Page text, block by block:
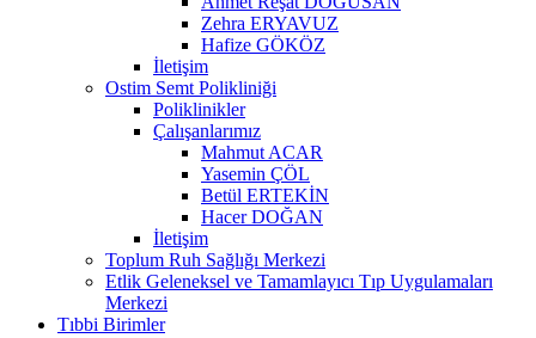
Zehra ERYAVUZ
Hafize GÖKÖZ
İletişim
Ostim Semt Polikliniği
Poliklinikler
Çalışanlarımız
Mahmut ACAR
Yasemin ÇÖL
Betül ERTEKİN
Hacer DOĞAN
İletişim
Toplum Ruh Sağlığı Merkezi
Etlik Geleneksel ve Tamamlayıcı Tıp Uygulamaları
Merkezi
Tıbbi Birimler